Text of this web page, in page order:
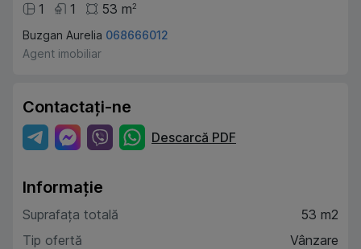
1
1 53 m2
Buzgan Aurelia 068666012
Agent imobiliar
Contactați-ne
Descarcă PDF
Informație
Suprafața totală
53 m2
Tip ofertă
Vânzare